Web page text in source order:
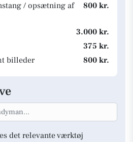
/ opsætning af
800 kr.
3.000 kr.
375 kr.
billeder
800 kr.
det relevante værktøj